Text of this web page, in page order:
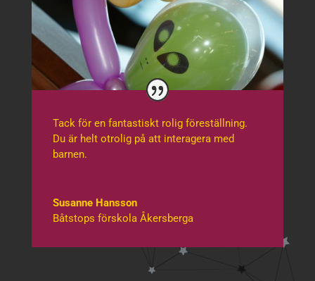
Tack för en fantastiskt rolig föreställning.
Du är helt otrolig på att interagera med
barnen.
Susanne Hansson
Båtstops förskola Åkersberga
Svensk Mästare